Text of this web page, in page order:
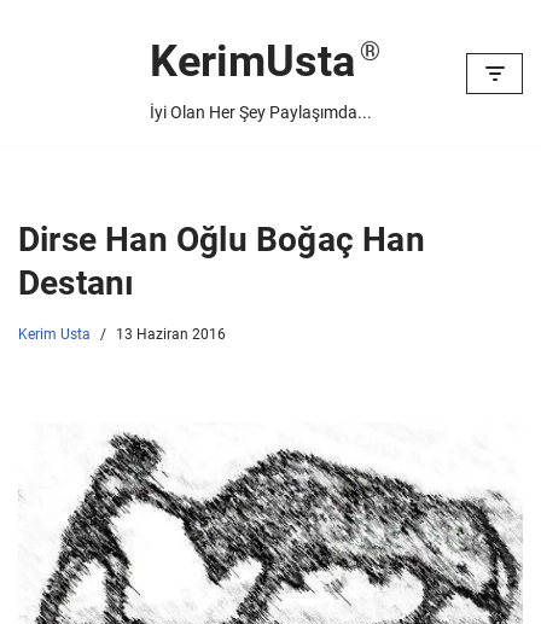
KerimUsta
İyi Olan Her Şey Paylaşımda...
Dirse Han Oğlu Boğaç Han
Destanı
Kerim Usta 13 Haziran 2016